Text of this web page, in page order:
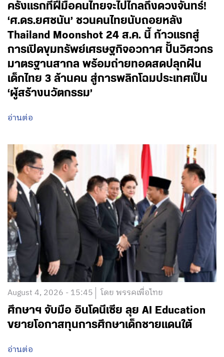
ครั้งแรกที่ฝีมือคนไทยจะไปไกลถึงดวงจันทร์!
‘ศ.ดร.ยศชนัน’ ชวนคนไทยนับถอยหลัง
Thailand Moonshot 24 ส.ค. นี้ ก้าวแรกสู่
การเปิดขุมทรัพย์เศรษฐกิจอวกาศ ปั้นวิศวกร
มาตรฐานสากล พร้อมถ่ายทอดสดปลุกฝัน
เด็กไทย 3 ล้านคน สู่การพลิกโฉมประเทศเป็น
‘ผู้สร้างนวัตกรรม’
อ่านต่อ
August 4, 2026 - 15:45 โดย พรรคเพื่อไทย
ศึกษาฯ จับมือ อินโดนีเซีย ลุย AI Education
ขยายโอกาสทุนการศึกษาเด็กชายแดนใต้
อ่านต่อ